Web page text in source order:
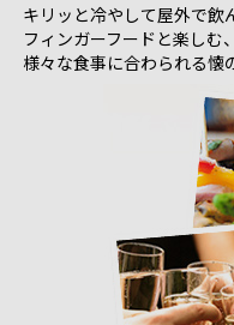
キリッと冷やして屋外で飲
フィンガーフードと楽しむ
様々な食事に合わられる懐